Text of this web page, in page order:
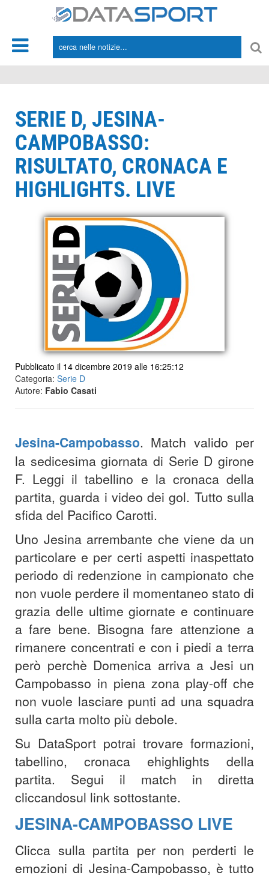
SERIE D, JESINA-
CAMPOBASSO:
RISULTATO, CRONACA E
HIGHLIGHTS. LIVE
Pubblicato il 14 dicembre 2019 alle 16:25:12
Categoria: Serie D
Autore: Fabio Casati
Jesina-Campobasso. Match valido per
la sedicesima giornata di Serie D girone
F. Leggi il tabellino e la cronaca della
partita, guarda i video dei gol. Tutto sulla
sfida del Pacifico Carotti.
Uno Jesina arrembante che viene da un
particolare e per certi aspetti inaspettato
periodo di redenzione in campionato che
non vuole perdere il momentaneo stato di
grazia delle ultime giornate e continuare
a fare bene. Bisogna fare attenzione a
rimanere concentrati e con i piedi a terra
però perchè Domenica arriva a Jesi un
Campobasso in piena zona play-off che
non vuole lasciare punti ad una squadra
sulla carta molto più debole.
Su DataSport potrai trovare formazioni,
tabellino, cronaca ehighlights della
partita. Segui il match in diretta
cliccandosul link sottostante.
JESINA-CAMPOBASSO LIVE
Clicca sulla partita per non perderti le
emozioni di Jesina-Campobasso, è tutto